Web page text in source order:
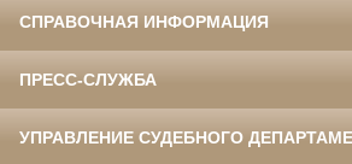
СПРАВОЧНАЯ ИНФОРМАЦИЯ
ПРЕСС-СЛУЖБА
УПРАВЛЕНИЕ СУДЕБНОГО